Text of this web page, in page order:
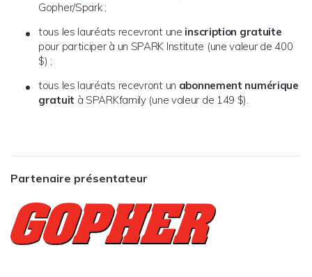
Gopher/Spark ;
tous les lauréats recevront une inscription gratuite
pour participer à un SPARK Institute (une valeur de 400
$) ;
tous les lauréats recevront un abonnement numérique
gratuit à SPARKfamily (une valeur de 149 $).
Partenaire présentateur